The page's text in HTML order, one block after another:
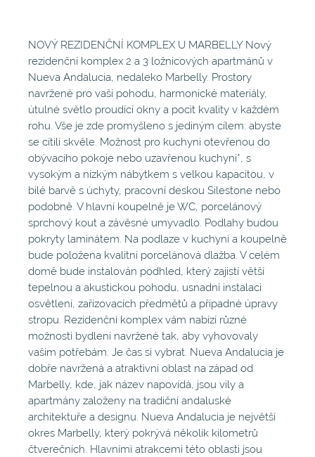
NOVÝ REZIDENČNÍ KOMPLEX U MARBELLY Nový
rezidenční komplex 2 a 3 ložnicových apartmánů v
Nueva Andalucia, nedaleko Marbelly. Prostory
navržené pro vaši pohodu, harmonické materiály,
útulné světlo proudící okny a pocit kvality v každém
rohu. Vše je zde promyšleno s jediným cílem: abyste
se cítili skvěle. Možnost pro kuchyni otevřenou do
obývacího pokoje nebo uzavřenou kuchyni*, s
vysokým a nízkým nábytkem s velkou kapacitou, v
bílé barvě s úchyty, pracovní deskou Silestone nebo
podobně. V hlavní koupelně je WC, porcelánový
sprchový kout a závěsné umyvadlo. Podlahy budou
pokryty laminátem. Na podlaze v kuchyni a koupelně
bude položena kvalitní porcelánová dlažba. V celém
domě bude instalován podhled, který zajistí větší
tepelnou a akustickou pohodu, usnadní instalaci
osvětlení, zařizovacích předmětů a případné úpravy
stropu. Rezidenční komplex vám nabízí různé
možnosti bydlení navržené tak, aby vyhovovaly
vašim potřebám. Je čas si vybrat. Nueva Andalucia je
dobře navržená a atraktivní oblast na západ od
Marbelly, kde, jak název napovídá, jsou vily a
apartmány založeny na tradiční andaluské
architektuře a designu. Nueva Andalucia je největší
okres Marbelly, který pokrývá několik kilometrů
čtverečních. Hlavními atrakcemi této oblasti jsou